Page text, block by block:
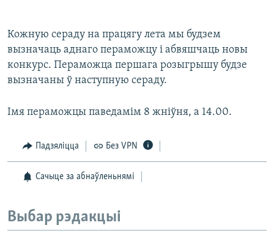
Кожную сераду на працягу лета мы будзем
вызначаць аднаго пераможцу і абвяшчаць новы
конкурс. Пераможца першага розыгрышу будзе
вызначаны ў наступную сераду.
Імя пераможцы паведамім 8 жніўня, а 14.00.
Падзяліцца Без VPN
Сачыце за абнаўленьнямі
Выбар рэдакцыі